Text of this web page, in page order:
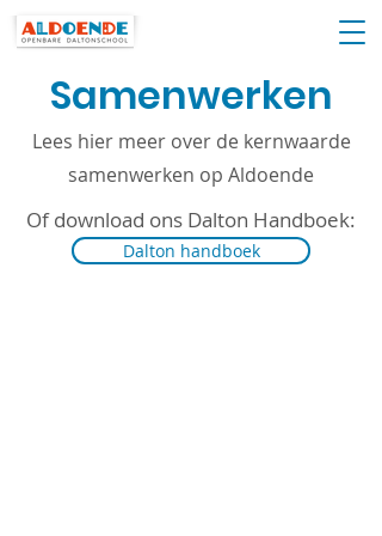
Samenwerken
Lees hier meer over de kernwaarde
samenwerken op Aldoende
Of download ons Dalton Handboek:
Dalton handboek